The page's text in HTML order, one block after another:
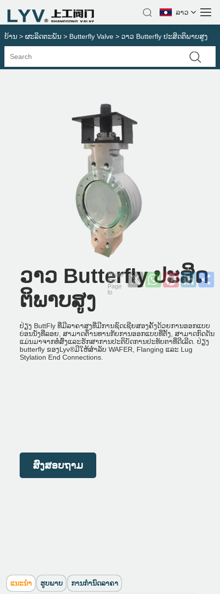
ລາວ
ບ້ານ > ຜະລິດຕະພັນ> Butterfly Valve> ວາວ Butterfly ປະສິດຕິພາບສູງ
ວາວ Butterfly ປະສິດ
ຕິພາບສູງ
ປ່ຽງ ButtFly ທີ່ມີລາຄາສູງທີ່ມີການຊົດເຊີຍສອງຄັ້ງດ້ວຍການອອກແບບ
ບ່ອນນັ່ງທີ່ລອຍ, ສາມາດຕ້ານທານກັບການອອກແບບທີ່ຕັ້ງ, ສາມາດກົດດັນ
ແມ່ນມາຈາກທໍ່ສົ່ງແລະຮັກສາການປະຕິບັດການປະທັບຕາທີ່ດີເລີດ. ປ່ຽງ
butterfly ຂອງLyv®️ມີໃຫ້ສໍາລັບ WAFER, Flanging ແລະ Lug
Stylation End Connections.
ສົ່ງສອບຖາມ
X WhatsAppPinterest
ແນະນຳ ຮູບພາບ ການກໍານົດລາຄາ